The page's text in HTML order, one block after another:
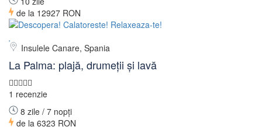
de la 12927 RON
Insulele Canare, Spania
La Palma: plajă, drumeții și lavă
1 recenzie
8 zile / 7 nopți
de la 6323 RON